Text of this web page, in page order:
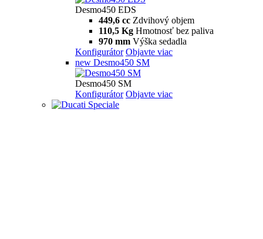
Desmo450 EDS
449,6 cc Zdvihový objem
110,5 Kg Hmotnosť bez paliva
970 mm Výška sedadla
Konfigurátor Objavte viac
new Desmo450 SM
Desmo450 SM
Konfigurátor Objavte viac